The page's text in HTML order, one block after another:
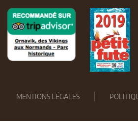
MENTIONS LÉGALES